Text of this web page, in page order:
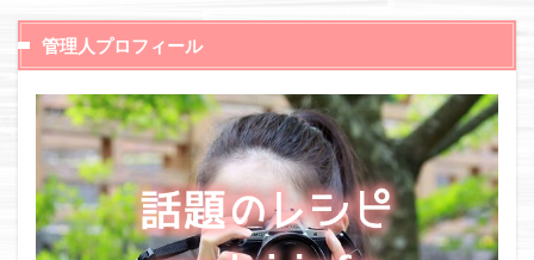
管理人プロフィール